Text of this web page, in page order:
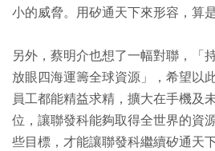
小的威脅。用矽通天下來形容，算
另外，蔡明介也想了一幅對聯，「
放眼四海運籌全球資源」，希望以
員工都能精益求精，擴大在手機及
位，讓聯發科能夠取得全世界的資
些目標，才能讓聯發科繼續矽通天